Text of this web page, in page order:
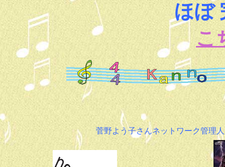
ほぼ
こ
菅野よう子さんネットワーク管理